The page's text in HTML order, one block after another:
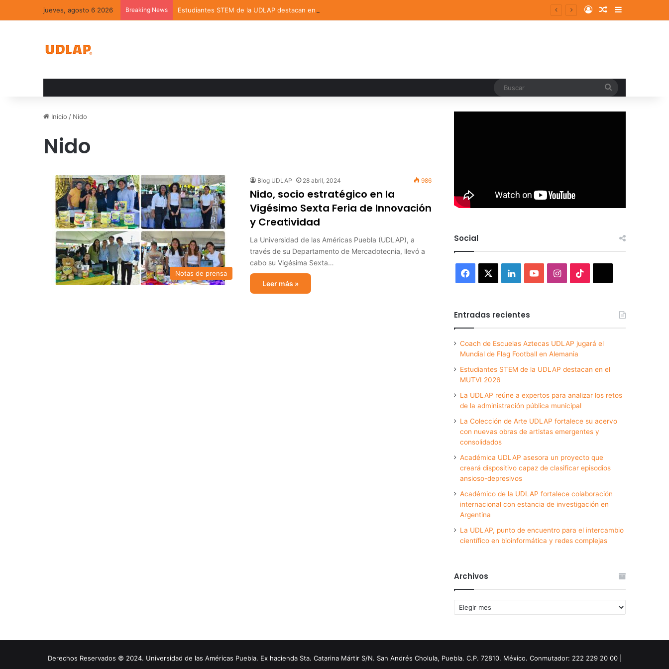
jueves, agosto 6 2026 Breaking News Estudiantes STEM de la UDLAP destacan en el MUTVI 2026 Log InRandom Article
Sidebar
Inicio / Nido
Nido
Notas de prensa
Blog UDLAP 28 abril, 2024 986
Nido, socio estratégico en la
Vigésimo Sexta Feria de Innovación
y Creatividad
La Universidad de las Américas Puebla (UDLAP), a
través de su Departamento de Mercadotecnia, llevó a
cabo su Vigésima Sexta…
Leer más »
Social
Facebook LinkedInYouTubeInstagram
Entradas recientes
Coach de Escuelas Aztecas UDLAP jugará el
Mundial de Flag Football en Alemania
Estudiantes STEM de la UDLAP destacan en el
MUTVI 2026
La UDLAP reúne a expertos para analizar los retos
de la administración pública municipal
La Colección de Arte UDLAP fortalece su acervo
con nuevas obras de artistas emergentes y
consolidados
Académica UDLAP asesora un proyecto que
creará dispositivo capaz de clasificar episodios
ansioso-depresivos
Académico de la UDLAP fortalece colaboración
internacional con estancia de investigación en
Argentina
La UDLAP, punto de encuentro para el intercambio
científico en bioinformática y redes complejas
Archivos
Archivos
Derechos Reservados © 2024. Universidad de las Américas Puebla. Ex hacienda Sta. Catarina Mártir S/N. San Andrés Cholula, Puebla. C.P. 72810. México. Conmutador: 222 229 20 00 |